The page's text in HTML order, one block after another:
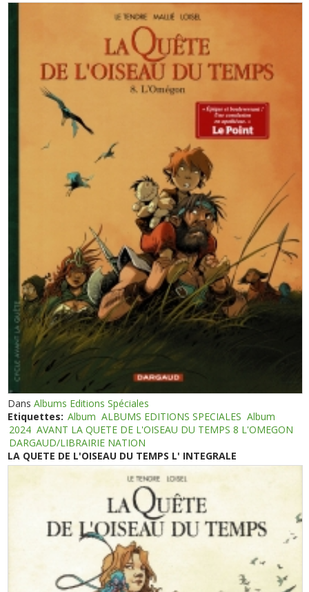
DansAlbums Editions Spéciales
Etiquettes: Album ALBUMS EDITIONS SPECIALES Album
2024 AVANT LA QUETE DE L'OISEAU DU TEMPS 8 L'OMEGON
DARGAUD/LIBRAIRIE NATION
LA QUETE DE L'OISEAU DU TEMPS L' INTEGRALE